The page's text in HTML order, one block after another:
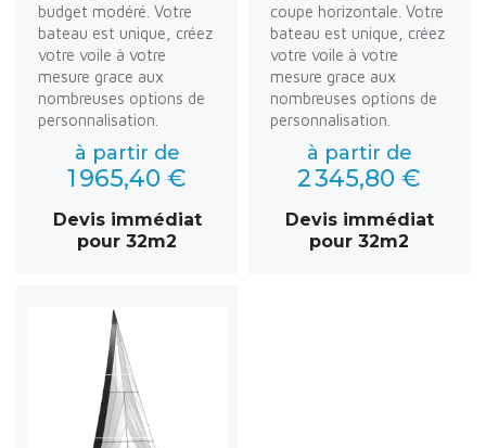
budget modéré. Votre
bateau est unique, créez
votre voile à votre
mesure grace aux
nombreuses options de
personnalisation.
à partir de
1 965,40 €
Devis immédiat
pour 32m2
coupe horizontale. Votre
bateau est unique, créez
votre voile à votre
mesure grace aux
nombreuses options de
personnalisation.
à partir de
2 345,80 €
Devis immédiat
pour 32m2